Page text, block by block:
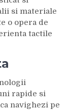
si materiale
o opera de
tactile
rapide si
navighezi pe